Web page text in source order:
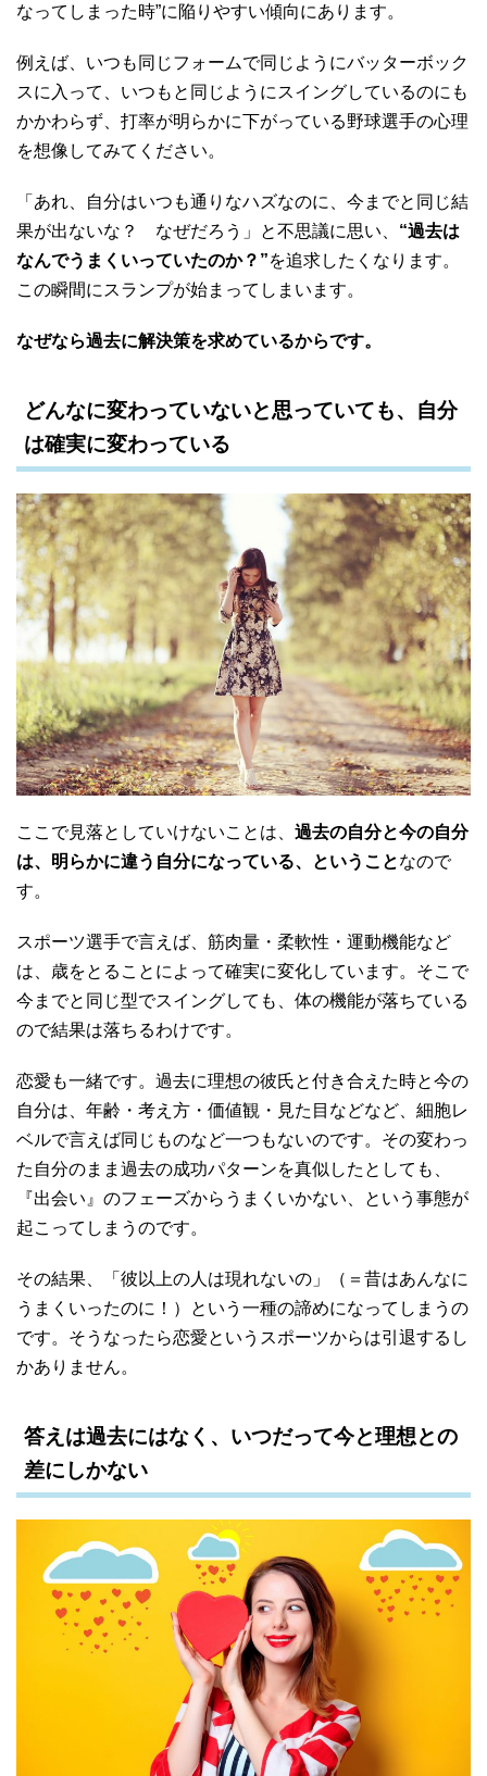
なってしまった時”に陥りやすい傾向にあります。
例えば、いつも同じフォームで同じようにバッターボック
スに入って、いつもと同じようにスイングしているのにも
かかわらず、打率が明らかに下がっている野球選手の心理
を想像してみてください。
「あれ、自分はいつも通りなハズなのに、今までと同じ結
果が出ないな？ なぜだろう」と不思議に思い、 “過去は
なんでうまくいっていたのか？”を追求したくなります。
この瞬間にスランプが始まってしまいます。
なぜなら過去に解決策を求めているからです。
どんなに変わっていないと思っていても、自分
は確実に変わっている
ここで見落としていけないことは、 過去の自分と今の自分
は、明らかに違う自分になっている、ということなので
す。
スポーツ選手で言えば、筋肉量・柔軟性・運動機能など
は、歳をとることによって確実に変化しています。そこで
今までと同じ型でスイングしても、体の機能が落ちている
ので結果は落ちるわけです。
恋愛も一緒です。過去に理想の彼氏と付き合えた時と今の
自分は、年齢・考え方・価値観・見た目などなど、細胞レ
ベルで言えば同じものなど一つもないのです。その変わっ
た自分のまま過去の成功パターンを真似したとしても、
『出会い』のフェーズからうまくいかない、という事態が
起こってしまうのです。
その結果、「彼以上の人は現れないの」（＝昔はあんなに
うまくいったのに！）という一種の諦めになってしまうの
です。そうなったら恋愛というスポーツからは引退するし
かありません。
答えは過去にはなく、いつだって今と理想との
差にしかない